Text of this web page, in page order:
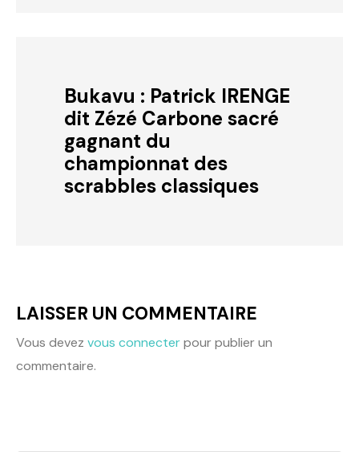
Bukavu : Patrick IRENGE
dit Zézé Carbone sacré
gagnant du
championnat des
scrabbles classiques
LAISSER UN COMMENTAIRE
Vous devez vous connecterpour publier un
commentaire.